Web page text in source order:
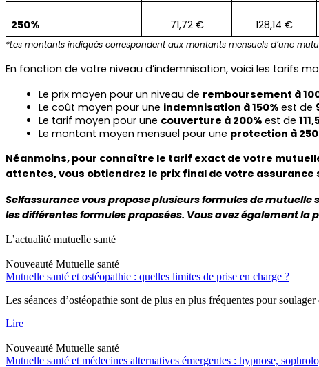
250% 71,72 € 128,14 €
*Les montants indiqués correspondent aux montants mensuels d’une
En fonction de votre niveau d’indemnisation, voici les tarifs
Le prix moyen pour un niveau de remboursement à
Le coût moyen pour une indemnisation à 150% est de
Le tarif moyen pour une couverture à 200% est de
Le montant moyen mensuel pour une protection à 250
Néanmoins, pour connaître le tarif exact de votre
attentes, vous obtiendrez le prix final de votre assurance
Selfassurance vous propose plusieurs formules de
les différentes formules proposées. Vous avez également
L’actualité mutuelle santé
Nouveauté Mutuelle santé
Mutuelle santé et ostéopathie : quelles limites de prise en charge ?
Les séances d’ostéopathie sont de plus en plus fréquentes pour
Lire
Nouveauté Mutuelle santé
Mutuelle santé et médecines alternatives émergentes : hypnose,